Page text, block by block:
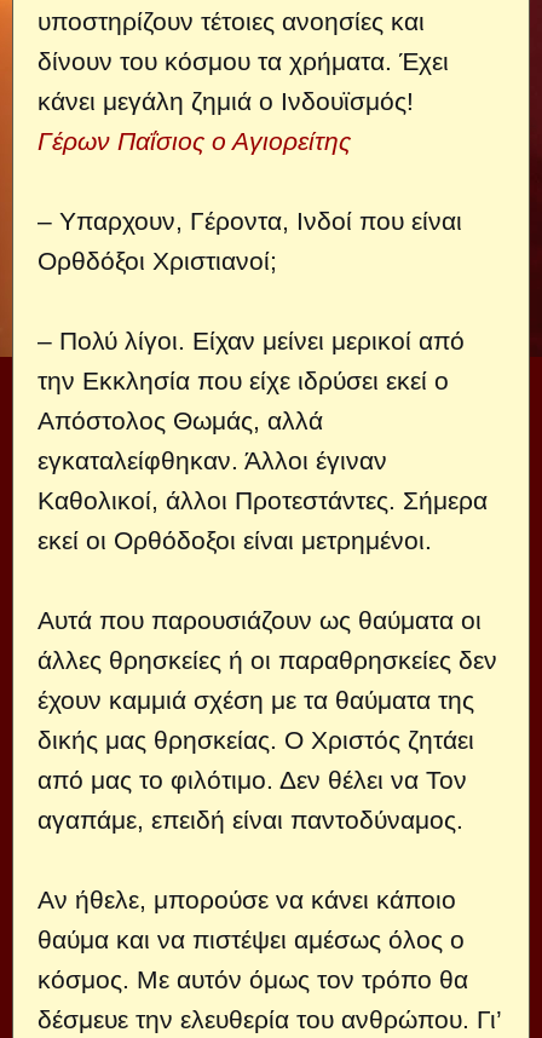
υποστηρίζουν τέτοιες ανοησίες και
δίνουν του κόσμου τα χρήματα. Έχει
κάνει μεγάλη ζημιά ο Ινδουϊσμός!
Γέρων Παΐσιος ο Αγιορείτης
– Υπαρχουν, Γέροντα, Ινδοί που είναι
Ορθδόξοι Χριστιανοί;
– Πολύ λίγοι. Είχαν μείνει μερικοί από
την Εκκλησία που είχε ιδρύσει εκεί ο
Απόστολος Θωμάς, αλλά
εγκαταλείφθηκαν. Άλλοι έγιναν
Καθολικοί, άλλοι Προτεστάντες. Σήμερα
εκεί οι Ορθόδοξοι είναι μετρημένοι.
Αυτά που παρουσιάζουν ως θαύματα οι
άλλες θρησκείες ή οι παραθρησκείες δεν
έχουν καμμιά σχέση με τα θαύματα της
δικής μας θρησκείας. Ο Χριστός ζητάει
από μας το φιλότιμο. Δεν θέλει να Τον
αγαπάμε, επειδή είναι παντοδύναμος.
Αν ήθελε, μπορούσε να κάνει κάποιο
θαύμα και να πιστέψει αμέσως όλος ο
κόσμος. Με αυτόν όμως τον τρόπο θα
δέσμευε την ελευθερία του ανθρώπου. Γι’